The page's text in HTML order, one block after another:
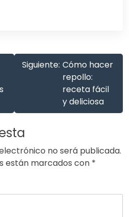
Siguiente: Cómo hacer
repollo:
receta fácil
y deliciosa
no será publicada.
están marcados con *